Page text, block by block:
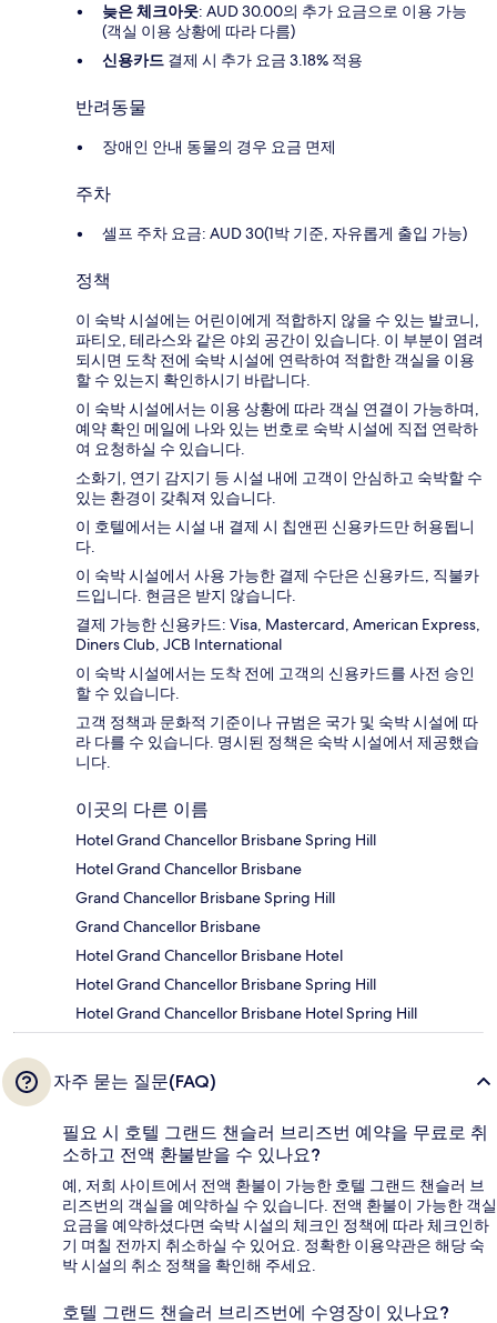
늦은 체크아웃: AUD 30.00의 추가 요금으로 이용 가능
(객실 이용 상황에 따라 다름)
신용카드 결제 시 추가 요금 3.18% 적용
반려동물
장애인 안내 동물의 경우 요금 면제
주차
셀프 주차 요금: AUD 30(1박 기준, 자유롭게 출입 가능)
정책
이 숙박 시설에는 어린이에게 적합하지 않을 수 있는 발코니,
파티오, 테라스와 같은 야외 공간이 있습니다. 이 부분이 염려
되시면 도착 전에 숙박 시설에 연락하여 적합한 객실을 이용
할 수 있는지 확인하시기 바랍니다.
이 숙박 시설에서는 이용 상황에 따라 객실 연결이 가능하며,
예약 확인 메일에 나와 있는 번호로 숙박 시설에 직접 연락하
여 요청하실 수 있습니다.
소화기, 연기 감지기 등 시설 내에 고객이 안심하고 숙박할 수
있는 환경이 갖춰져 있습니다.
이 호텔에서는 시설 내 결제 시 칩앤핀 신용카드만 허용됩니
다.
이 숙박 시설에서 사용 가능한 결제 수단은 신용카드, 직불카
드입니다. 현금은 받지 않습니다.
결제 가능한 신용카드: Visa, Mastercard, American Express,
Diners Club, JCB International
이 숙박 시설에서는 도착 전에 고객의 신용카드를 사전 승인
할 수 있습니다.
고객 정책과 문화적 기준이나 규범은 국가 및 숙박 시설에 따
라 다를 수 있습니다. 명시된 정책은 숙박 시설에서 제공했습
니다.
이곳의 다른 이름
Hotel Grand Chancellor Brisbane Spring Hill
Hotel Grand Chancellor Brisbane
Grand Chancellor Brisbane Spring Hill
Grand Chancellor Brisbane
Hotel Grand Chancellor Brisbane Hotel
Hotel Grand Chancellor Brisbane Spring Hill
Hotel Grand Chancellor Brisbane Hotel Spring Hill
자주 묻는 질문(FAQ)
필요 시 호텔 그랜드 챈슬러 브리즈번 예약을 무료로 취
소하고 전액 환불받을 수 있나요?
예, 저희 사이트에서 전액 환불이 가능한 호텔 그랜드 챈슬러 브
리즈번의 객실을 예약하실 수 있습니다. 전액 환불이 가능한 객실
요금을 예약하셨다면 숙박 시설의 체크인 정책에 따라 체크인하
기 며칠 전까지 취소하실 수 있어요. 정확한 이용약관은 해당 숙
박 시설의 취소 정책을 확인해 주세요.
호텔 그랜드 챈슬러 브리즈번에 수영장이 있나요?